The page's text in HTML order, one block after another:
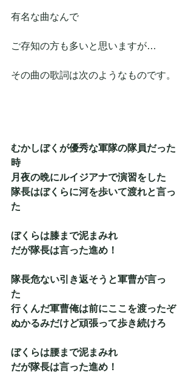
有名な曲なんで
ご存知の方も多いと思いますが…
その曲の歌詞は次のようなものです。
むかしぼくが優秀な軍隊の隊員だった
時
月夜の晩にルイジアナで演習をした
隊長はぼくらに河を歩いて渡れと言っ
た
ぼくらは膝まで泥まみれ
だが隊長は言った進め！
隊長危ない引き返そうと軍曹が言っ
た
行くんだ軍曹俺は前にここを渡ったぞ
ぬかるみだけど頑張って歩き続けろ
ぼくらは腰まで泥まみれ
だが隊長は言った進め！